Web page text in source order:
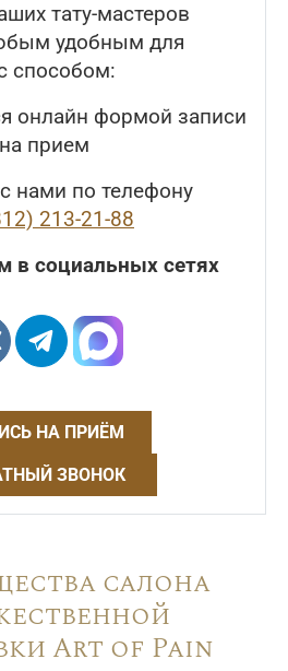
тату-мастеров
удобным для
способом:
онлайн формой записи
на прием
нами по телефону
213-21-88
в социальных сетях
НА ПРИЁМ
ЗВОНОК
салона
Art of Pain